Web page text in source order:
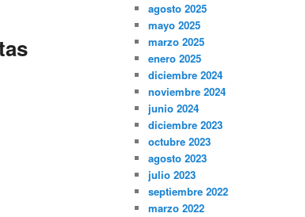
agosto 2025
mayo 2025
marzo 2025
enero 2025
diciembre 2024
noviembre 2024
junio 2024
diciembre 2023
octubre 2023
agosto 2023
julio 2023
septiembre 2022
marzo 2022